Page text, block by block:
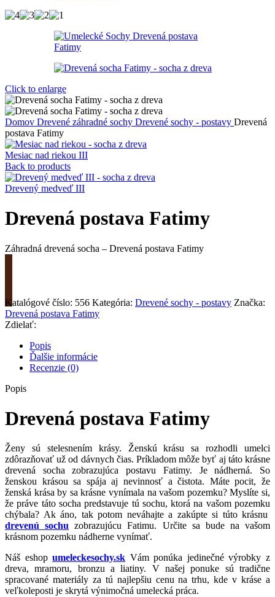
Click to enlarge
Domov Drevené záhradné sochy Drevené sochy - postavy Drevená
postava Fatimy
Mesiac nad riekou III
Back to products
Drevený medveď III
Drevená postava Fatimy
Záhradná drevená socha – Drevená postava Fatimy
Katalógové číslo: 556 Kategória: Drevené sochy - postavy Značka:
Drevená postava Fatimy
Zdielať:
Popis
Ďalšie informácie
Recenzie (0)
Popis
Drevená postava Fatimy
Ženy sú stelesnením krásy. Ženskú krásu sa rozhodli umelci
zdôrazňovať už od dávnych čias. Príkladom môže byť aj táto krásne
drevená socha zobrazujúca postavu Fatimy. Je nádherná. So
ženskou krásou sa spája aj nevinnosť a čistota. Máte pocit, že
ženská krása by sa krásne vynímala na vašom pozemku? Myslíte si,
že práve táto socha predstavuje tú sochu, ktorá na vašom pozemku
chýbala? Ak áno, tak potom neváhajte a zakúpte si túto krásnu
drevenú sochu zobrazujúcu Fatimu. Určite sa bude na vašom
krásnom pozemku nádherne vynímať.
Náš eshopumeleckesochy.sk Vám ponúka jedinečné výrobky z
dreva, mramoru, bronzu a liatiny. V našej ponuke sú tradične
spracované materiály za tú najlepšiu cenu na trhu, kde v kráse a
veľkoleposti je skrytá výnimočná umelecká práca.